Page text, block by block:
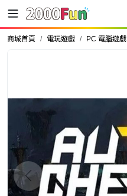
商城首頁 電玩遊戲 PC 電腦遊戲